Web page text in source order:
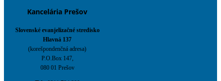
Kancelária Prešov
Slovenské evanjelizačné stredisko
Hlavná 137
(korešpondenčná adresa)
P.O.Box 147,
080 01 Prešov